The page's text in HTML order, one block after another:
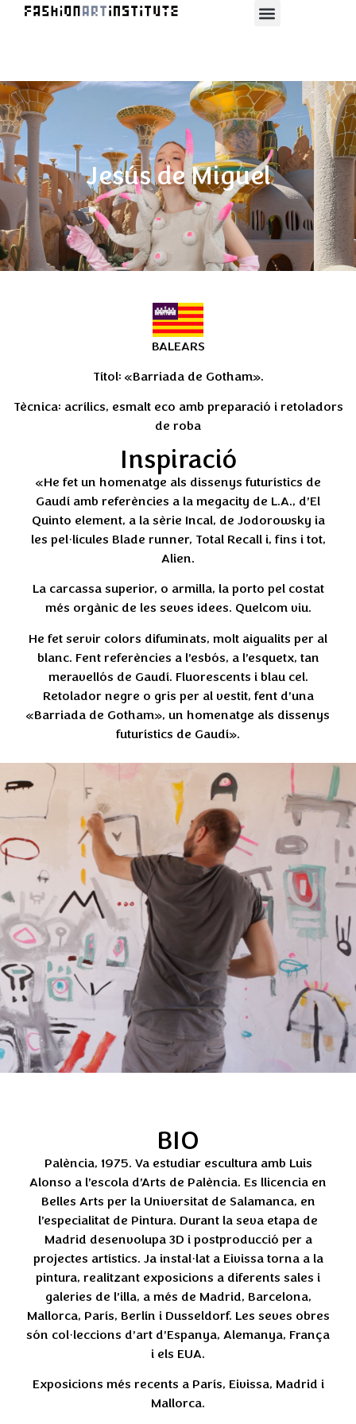
Jesús de Miguel
BALEARS
Títol: «Barriada de Gotham».
Tècnica: acrílics, esmalt eco amb preparació i retoladors
de roba
Inspiració
«He fet un homenatge als dissenys futurístics de
Gaudí amb referències a la megacity de L.A., d’El
Quinto element, a la sèrie Incal, de Jodorowsky ia
les pel·lícules Blade runner, Total Recall i, fins i tot,
Alien.
La carcassa superior, o armilla, la porto pel costat
més orgànic de les seves idees. Quelcom viu.
He fet servir colors difuminats, molt aigualits per al
blanc. Fent referències a l’esbós, a l’esquetx, tan
meravellós de Gaudí. Fluorescents i blau cel.
Retolador negre o gris per al vestit, fent d’una
«Barriada de Gotham», un homenatge als dissenys
futurístics de Gaudí».
BIO
Palència, 1975. Va estudiar escultura amb Luis
Alonso a l’escola d’Arts de Palència. Es llicencia en
Belles Arts per la Universitat de Salamanca, en
l’especialitat de Pintura. Durant la seva etapa de
Madrid desenvolupa 3D i postproducció per a
projectes artístics. Ja instal·lat a Eivissa torna a la
pintura, realitzant exposicions a diferents sales i
galeries de l’illa, a més de Madrid, Barcelona,
Mallorca, París, Berlín i Dusseldorf. Les seves obres
són col·leccions d’art d’Espanya, Alemanya, França
i els EUA.
Exposicions més recents a París, Eivissa, Madrid i
Mallorca.